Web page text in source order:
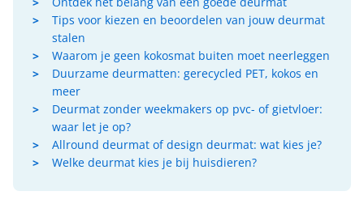
Tips voor kiezen en beoordelen van jouw deurmat
stalen
Waarom je geen kokosmat buiten moet neerleggen
Duurzame deurmatten: gerecycled PET, kokos en
meer
Deurmat zonder weekmakers op pvc- of gietvloer:
waar let je op?
Allround deurmat of design deurmat: wat kies je?
Welke deurmat kies je bij huisdieren?